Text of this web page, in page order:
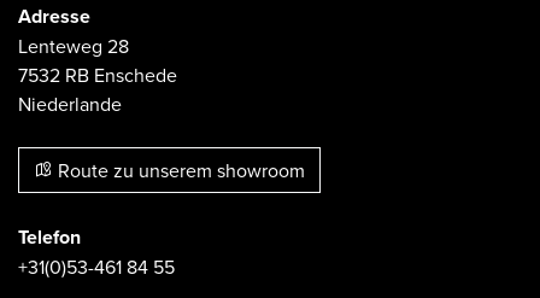
Adresse
Lenteweg 28
7532 RB Enschede
Niederlande
Route zu unserem showroom
Telefon
+31(0)53-461 84 55